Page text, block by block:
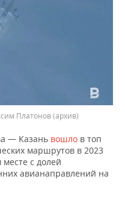
Платонов (архив)
— Казань вошло в топ
маршрутов в 2023
с долей
авианаправлений на